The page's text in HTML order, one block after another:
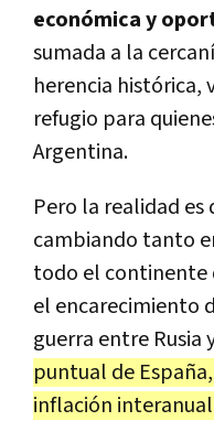
económica y
sumada a la
herencia histórica,
refugio para
Argentina.
Pero la realidad es
cambiando tanto
todo el continente
el encarecimiento
guerra entre Rusia
puntual de
inflación